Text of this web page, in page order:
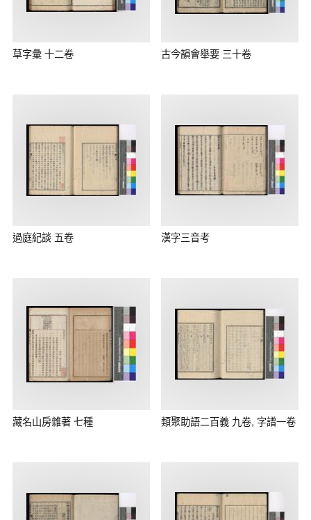
草字彙 十二卷 古今韻會舉要 三十卷
過庭紀談 五卷 漢字三音考
藏名山房雜著 七種 類聚助語二百義 九卷, 字譜一卷